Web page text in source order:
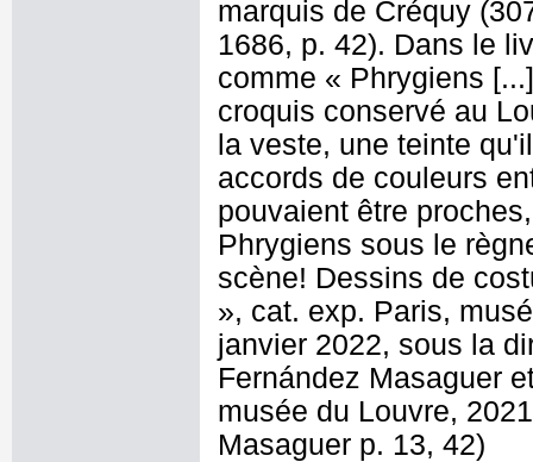
marquis de Créquy
1686, p. 42). Dans le
comme « Phrygiens
croquis conservé au
la veste, une teinte
accords de couleurs
pouvaient être
Phrygiens sous le
scène! Dessins de
», cat. exp. Paris,
janvier 2022, sous la
Fernández Masaguer
musée du Louvre,
Masaguer p. 13, 42)